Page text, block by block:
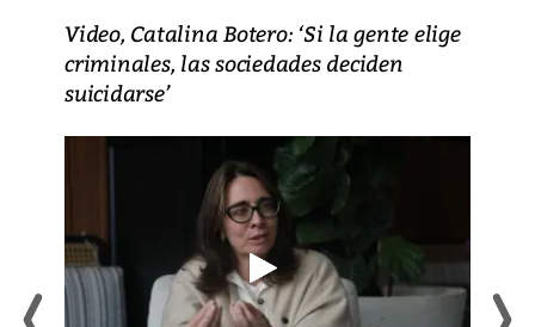
Video, Catalina Botero: ‘Si la gente elige
criminales, las sociedades deciden
suicidarse’